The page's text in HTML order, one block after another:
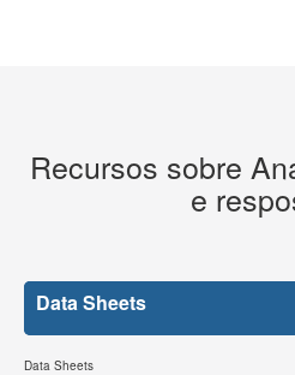
Recursos sobre
e
Data Sheets
Data Sheets